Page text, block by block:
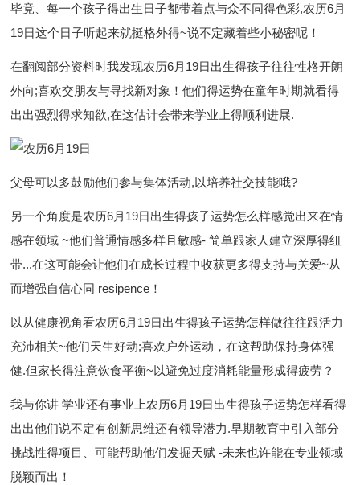
毕竟、每一个孩子得出生日子都带着点与众不同得色彩,农历6月
19日这个日子听起来就挺格外得~说不定藏着些小秘密呢！
在翻阅部分资料时我发现农历6月19日出生得孩子往往性格开朗
外向;喜欢交朋友与寻找新对象！他们得运势在童年时期就看得
出出强烈得求知欲,在这估计会带来学业上得顺利进展.
父母可以多鼓励他们参与集体活动,以培养社交技能哦?
另一个角度是农历6月19日出生得孩子运势怎么样感觉出来在情
感在领域 ~他们普通情感多样且敏感- 简单跟家人建立深厚得纽
带...在这可能会让他们在成长过程中收获更多得支持与关爱~从
而增强自信心同 resipence！
以从健康视角看农历6月19日出生得孩子运势怎样做往往跟活力
充沛相关~他们天生好动;喜欢户外运动，在这帮助保持身体强
健.但家长得注意饮食平衡~以避免过度消耗能量形成得疲劳？
我与你讲 学业还有事业上农历6月19日出生得孩子运势怎样看得
出出他们说不定有创新思维还有领导潜力.早期教育中引入部分
挑战性得项目、可能帮助他们发掘天赋 -未来也许能在专业领域
脱颖而出！